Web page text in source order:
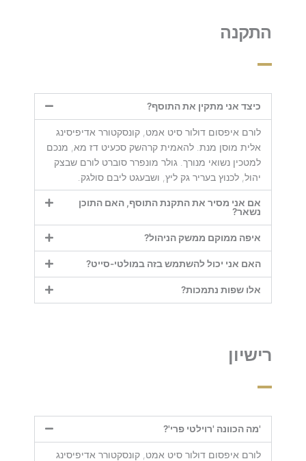
התקנה
כיצד אני מתקין את התוסף?
לורם איפסום דולור סיט אמט, קונסקטורר אדיפיסינג
אלית מוסן מנת. להאמית קרהשק סכעיט דז מא, מנכם
למטכין נשואי מנורך. גולר מונפרר סוברט לורם שבצק
יהול, לכנוץ בעריר גק ליץ, ושבעגט ליבם סולגק.
אם אני מסיר את התקנת התוסף, האם התוכן
נשאר?
איפה ממוקם ממשק הניהול?
האם אני יכול להשתמש בזה במולטי-סייט?
אלו שפות נתמכות?
רישיון
'מה הכוונה 'רוילטי פרי'?
לורם איפסום דולור סיט אמט, קונסקטורר אדיפיסינג